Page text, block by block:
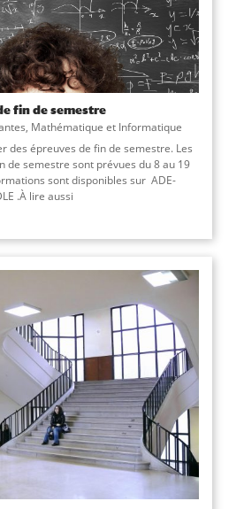
fin de semestre
, Mathématique et Informatique
des épreuves de fin de semestre. Les
de semestre sont prévues du 8 au 19
sont disponibles sur ADE-
.À lire aussi